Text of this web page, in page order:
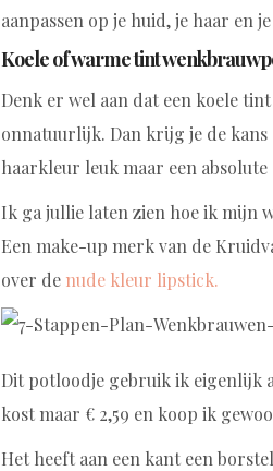
aanpassen op je huid, je haar en
Koele of warme tint
Denk er wel aan dat een koele
onnatuurlijk. Dan krijg je de
haarkleur leuk maar een
Ik ga jullie laten zien hoe ik mijn
Een make-up merk van de
over de nude kleur lipstick.
Dit potloodje gebruik ik eigenlijk
kost maar € 2,59 en koop ik
Het heeft aan een kant een